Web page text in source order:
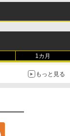
1カ月
もっと見る